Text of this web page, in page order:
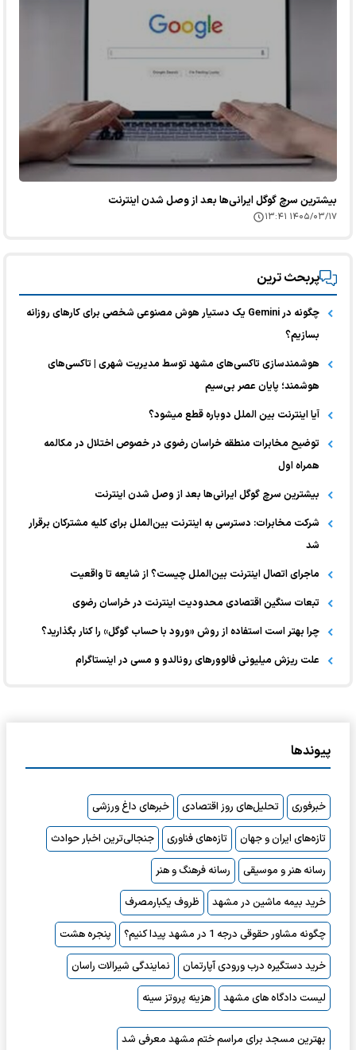
بیشترین سرچ گوگل ایرانی‌ها بعد از وصل شدن اینترنت
۱۴۰۵/۰۳/۱۷ ۱۳:۴۱
پربحث ترین
چگونه در Gemini یک دستیار هوش مصنوعی شخصی برای کارهای روزانه
بسازیم؟
هوشمندسازی تاکسی‌های مشهد توسط مدیریت شهری | تاکسی‌های
هوشمند؛ پایان عصر بی‌سیم
آیا اینترنت بین الملل دوباره قطع میشود؟
توضیح مخابرات منطقه خراسان رضوی در خصوص اختلال در مکالمه
همراه اول
بیشترین سرچ گوگل ایرانی‌ها بعد از وصل شدن اینترنت
شرکت مخابرات: دسترسی به اینترنت بین‌الملل برای کلیه مشترکان برقرار
شد
ماجرای اتصال اینترنت بین‌الملل چیست؟ از شایعه تا واقعیت
تبعات سنگین اقتصادی محدودیت اینترنت در خراسان رضوی
چرا بهتر است استفاده از روش «ورود با حساب گوگل» را کنار بگذارید؟
علت ریزش میلیونی فالوورهای رونالدو و مسی در اینستاگرام
پیوندها
خبرفوری تحلیل‌های روز اقتصادی
خبرهای داغ ورزشی
تازه‌های ایران و جهان
تازه‌های فناوری
جنجالی‌ترین اخبار حوادث
رسانه هنر و موسیقی
رسانه فرهنگ و هنر
خرید بیمه ماشین در مشهد
ظروف یکبارمصرف
چگونه مشاور حقوقی درجه 1 در مشهد پیدا کنیم؟
پنجره هشت
خرید دستگیره درب ورودی آپارتمان
نمایندگی شیرالات راسان
لیست دادگاه های مشهد
هزینه پروتز سینه
بهترین مسجد برای مراسم ختم مشهد معرفی شد